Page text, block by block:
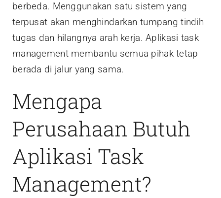
berbeda. Menggunakan satu sistem yang
terpusat akan menghindarkan tumpang tindih
tugas dan hilangnya arah kerja. Aplikasi task
management membantu semua pihak tetap
berada di jalur yang sama.
Mengapa
Perusahaan Butuh
Aplikasi Task
Management?